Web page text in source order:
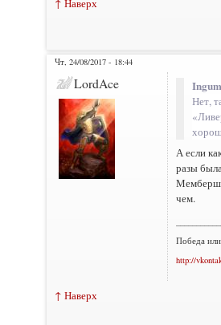
↑ Наверх
Чт, 24/08/2017 - 18:44
LordAce
Нет,
А если
разы
чем.
Победа
http://
↑ Наверх